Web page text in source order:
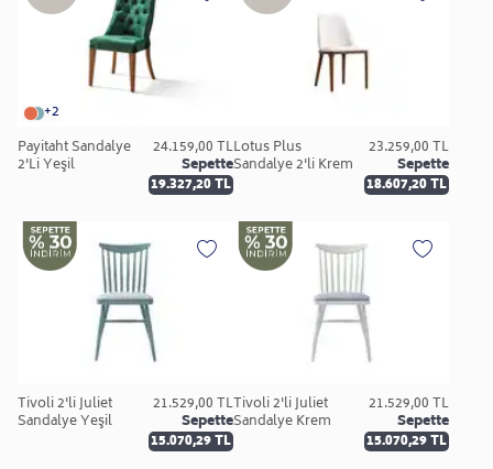
+2
Payitaht Sandalye
2'Li Yeşil
24.159,00 TL
Sepette
19.327,20 TL
Lotus Plus
Sandalye 2'li Krem
23.259,00 TL
Sepette
18.607,20 TL
Tivoli 2'li Juliet
Sandalye Yeşil
21.529,00 TL
Sepette
15.070,29 TL
Tivoli 2'li Juliet
Sandalye Krem
21.529,00 TL
Sepette
15.070,29 TL